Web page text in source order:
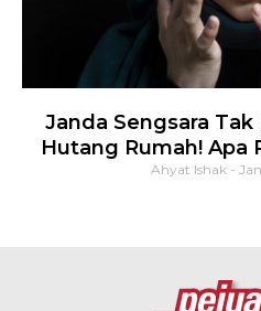
Janda Sengsara
Hutang Rumah! Apa
Ahyat Ishak